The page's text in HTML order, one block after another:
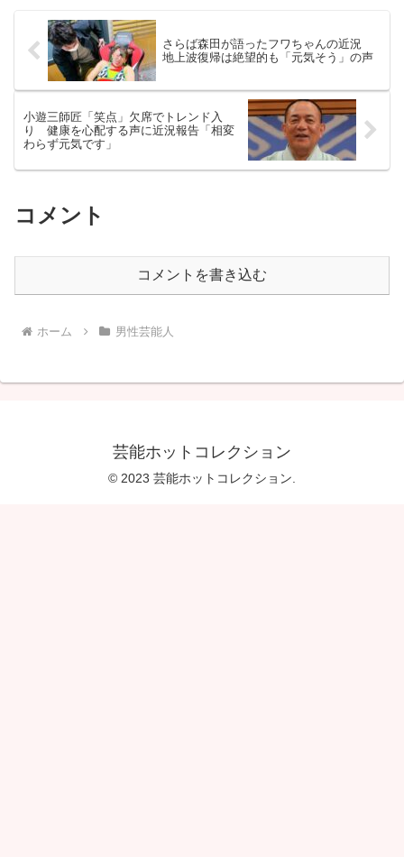
さらば森田が語ったフワちゃんの近況
地上波復帰は絶望的も「元気そう」の声
小遊三師匠「笑点」欠席でトレンド入
り 健康を心配する声に近況報告「相変
わらず元気です」
コメント
コメントを書き込む
ホーム 男性芸能人
芸能ホットコレクション
© 2023 芸能ホットコレクション.